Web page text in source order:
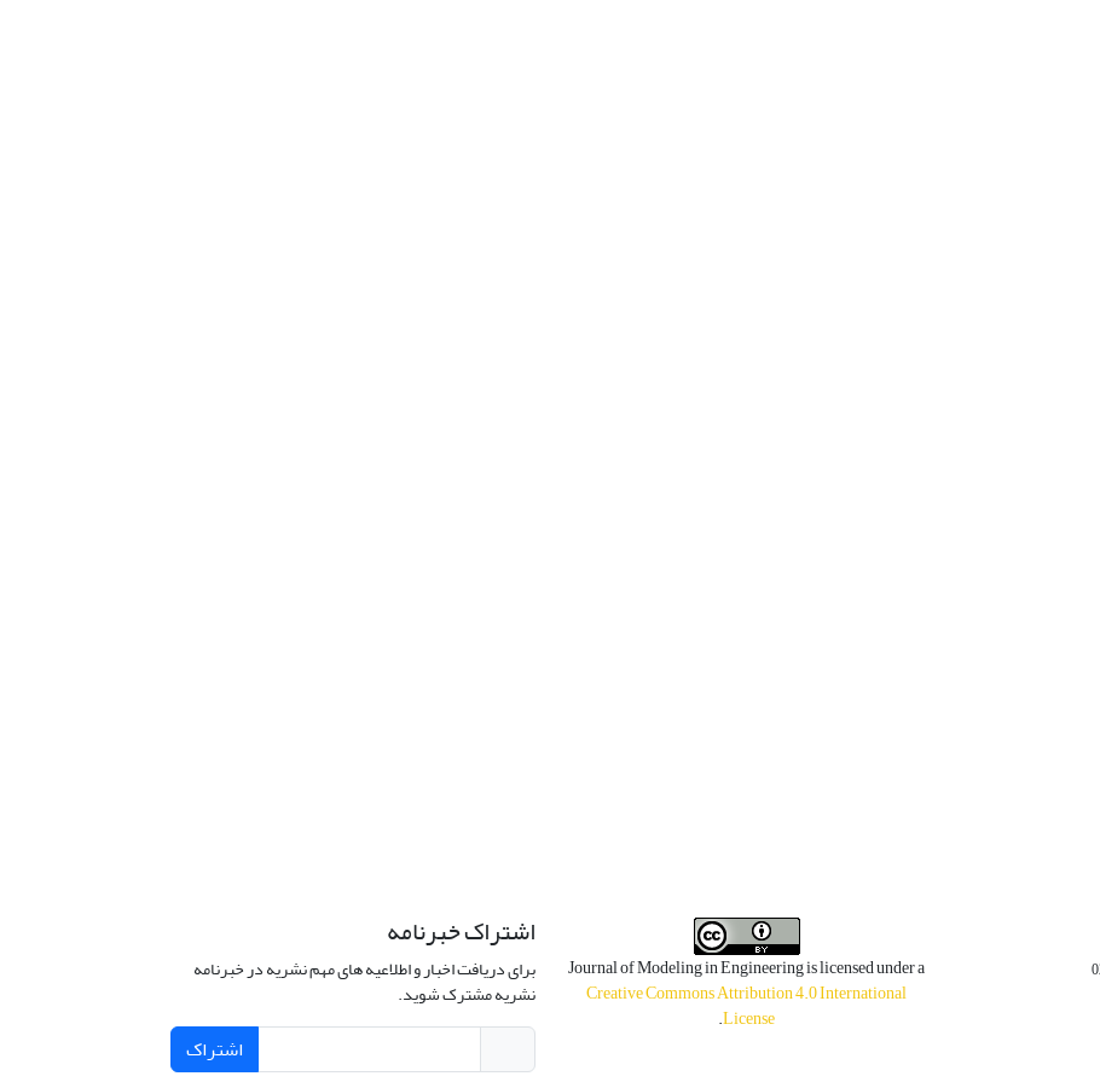
Journal of Modeling in Engineering is licensed under a
Creative Commons Attribution 4.0 International
License
.
اشتراک خبرنامه
برای دریافت اخبار و اطلاعیه های مهم نشریه در خبرنامه
نشریه مشترک شوید.
اشتراک